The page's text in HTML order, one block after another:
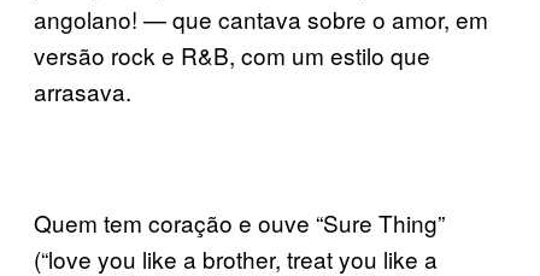
angolano! — que cantava sobre o amor, em
versão rock e R&B, com um estilo que
arrasava.
Quem tem coração e ouve “Sure Thing”
(“love you like a brother, treat you like a